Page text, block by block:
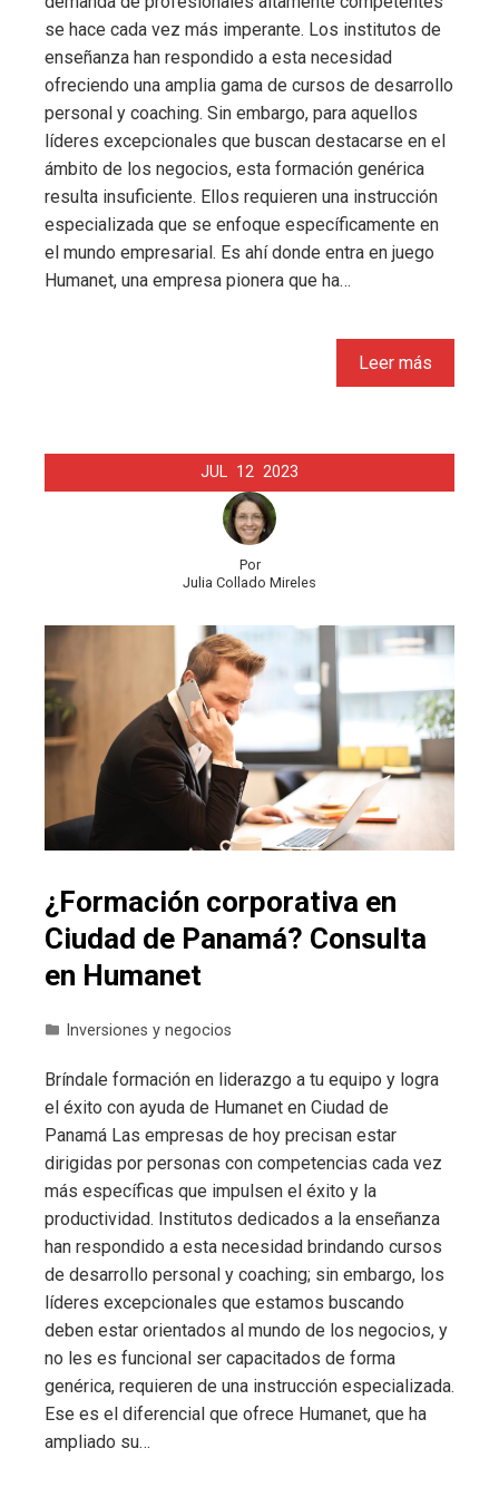
se hace cada vez más imperante. Los institutos de
enseñanza han respondido a esta necesidad
ofreciendo una amplia gama de cursos de desarrollo
personal y coaching. Sin embargo, para aquellos
líderes excepcionales que buscan destacarse en el
ámbito de los negocios, esta formación genérica
resulta insuficiente. Ellos requieren una instrucción
especializada que se enfoque específicamente en
el mundo empresarial. Es ahí donde entra en juego
Humanet, una empresa pionera que ha…
Leer más
JUL 12 2023
Por
Julia Collado Mireles
¿Formación corporativa en
Ciudad de Panamá? Consulta
en Humanet
Inversiones y negocios
Bríndale formación en liderazgo a tu equipo y logra
el éxito con ayuda de Humanet en Ciudad de
Panamá Las empresas de hoy precisan estar
dirigidas por personas con competencias cada vez
más específicas que impulsen el éxito y la
productividad. Institutos dedicados a la enseñanza
han respondido a esta necesidad brindando cursos
de desarrollo personal y coaching; sin embargo, los
líderes excepcionales que estamos buscando
deben estar orientados al mundo de los negocios, y
no les es funcional ser capacitados de forma
genérica, requieren de una instrucción especializada.
Ese es el diferencial que ofrece Humanet, que ha
ampliado su…